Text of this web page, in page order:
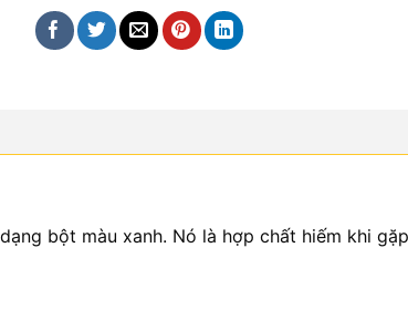
bột màu xanh. Nó là hợp chất hiếm khi